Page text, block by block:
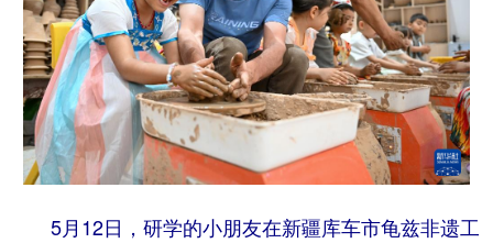
5月12日，研学的小朋友在新疆库车市龟兹非遗工